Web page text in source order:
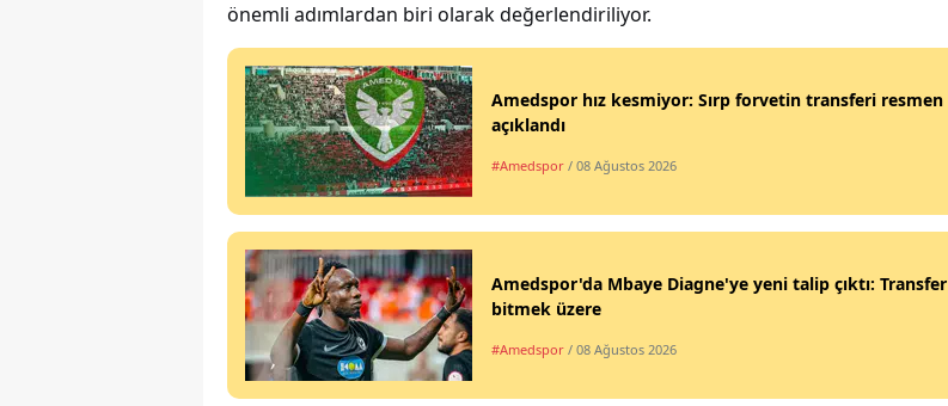
önemli adımlardan biri olarak değerlendiriliyor.
Amedspor hız kesmiyor: Sırp forvetin transferi resmen
açıklandı
#Amedspor / 08 Ağustos 2026
Amedspor'da Mbaye Diagne'ye yeni talip çıktı: Transfer
bitmek üzere
#Amedspor / 08 Ağustos 2026